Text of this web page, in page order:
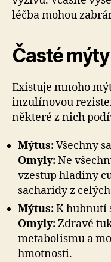
léčba mohou
Časté
Existuje mnoho
inzulínovou
některé z nich
Mýtus:Všechny
Omyly:Ne
vzestup hladiny
sacharidy z
Mýtus:K hubnutí
Omyly:Zdravé
metabolismu a
hmotnosti.